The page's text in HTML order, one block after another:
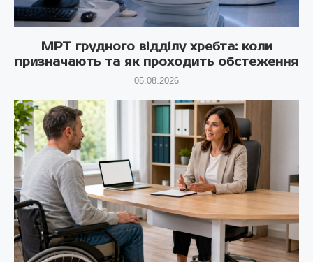
МРТ грудного відділу хребта: коли
призначають та як проходить обстеження
05.08.2026